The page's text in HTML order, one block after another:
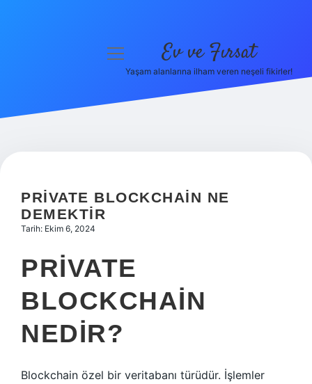
Hakkımızda
menüyü
Ev ve Fırsat
Yaşam alanlarına ilham veren neşeli fikirler!
PRIVATE BLOCKCHAIN NE
DEMEKTIR
Tarih: Ekim 6, 2024
PRIVATE
BLOCKCHAIN
NEDIR?
Blockchain özel bir veritabanı türüdür. İşlemler